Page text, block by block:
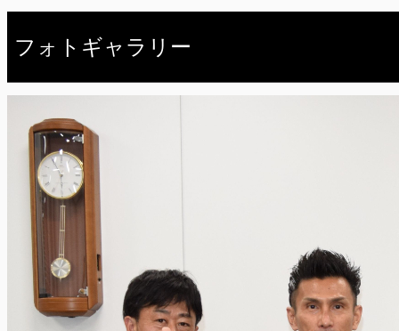
フォトギャラリー